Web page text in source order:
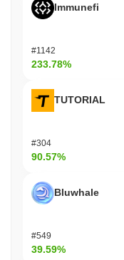
Immunefi
#1142
233.78%
TUTORIAL
#304
90.57%
Bluwhale
#549
39.59%